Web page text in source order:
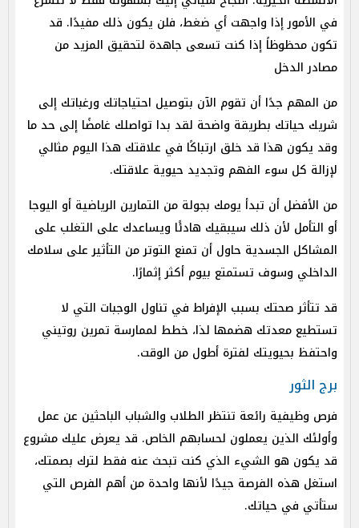
في الأمور إذا واجهت أي ضغط، فلن يكون ذلك مفيدًا. قد
تكون محظوظاً إذا كنت تسعى جاهدة لتحقيق المزيد من
مصادر الدخل
من المهم جدًا أن تقوم الآن بتوصيل احتياجاتك ورغباتك إلى
شريك حياتك بطريقة واضحة لقد بدا تواصلك غامضًا إلى حد ما
وقد يكون هذا قد خلق ارتباكًا في علاقتك هذا اليوم مثالي
لإزالة كل سوء الفهم وتجديد حيوية علاقتك.
من الأفضل أن تبدأ يومك بجولة من التمارين الرياضية أو اليوجا
أو التأمل لأن ذلك سيبقيك هادئًا ويساعدك على التغلب على
المشاكل الجسدية حاول أن تمنع التوتر من التأثير على سلامك
الداخلي وسوف تستمتع بيوم أكثر إثمارًا.
قد تتأثر صحتك بسبب الإفراط في تناول الوجبات التي لا
تستطيع معدتك هضمها لذا، خطط لممارسة تمرين روتيني
واحتفظ بحيويتك لفترة أطول من الوقت.
برج الثور
فرص وظيفية رائعة تنتظر الطلاب والشباب الباحثين عن عمل
وأولئك الذين يعملون لحسابهم الخاص. قد يعرض عليك مشروع
قد يكون هو الشيء الذي كنت تبحث عنه فقط لترك بصمتك،
استغل هذه الفرصة جيدًا لأنها واحدة من أهم الفرص التي
ستأتي في حياتك.